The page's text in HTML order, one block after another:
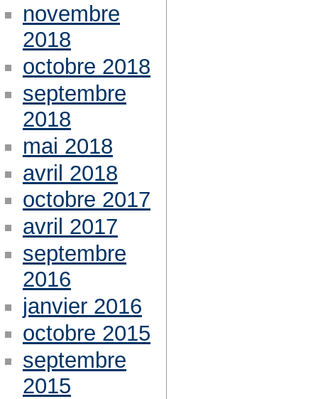
novembre
2018
octobre 2018
septembre
2018
mai 2018
avril 2018
octobre 2017
avril 2017
septembre
2016
janvier 2016
octobre 2015
septembre
2015